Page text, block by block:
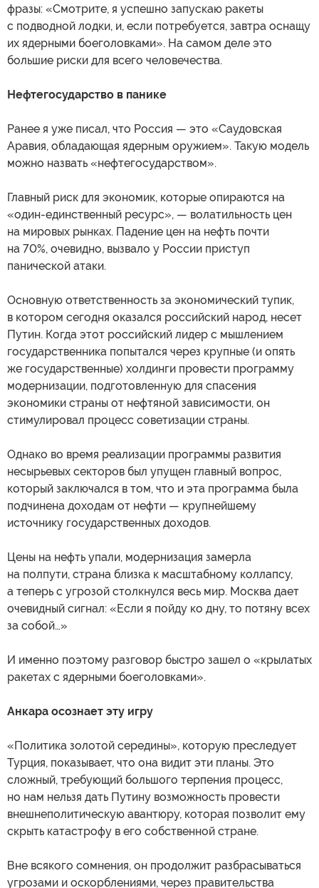
фразы: «Смотрите, я успешно запускаю ракеты
с подводной лодки, и, если потребуется, завтра оснащу
их ядерными боеголовками». На самом деле это
большие риски для всего человечества.
Нефтегосударство в панике
Ранее я уже писал, что Россия — это «Саудовская
Аравия, обладающая ядерным оружием». Такую модель
можно назвать «нефтегосударством».
Главный риск для экономик, которые опираются на
«один-единственный ресурс», — волатильность цен
на мировых рынках. Падение цен на нефть почти
на 70%, очевидно, вызвало у России приступ
панической атаки.
Основную ответственность за экономический тупик,
в котором сегодня оказался российский народ, несет
Путин. Когда этот российский лидер с мышлением
государственника попытался через крупные (и опять
же государственные) холдинги провести программу
модернизации, подготовленную для спасения
экономики страны от нефтяной зависимости, он
стимулировал процесс советизации страны.
Однако во время реализации программы развития
несырьевых секторов был упущен главный вопрос,
который заключался в том, что и эта программа была
подчинена доходам от нефти — крупнейшему
источнику государственных доходов.
Цены на нефть упали, модернизация замерла
на полпути, страна близка к масштабному коллапсу,
а теперь с угрозой столкнулся весь мир. Москва дает
очевидный сигнал: «Если я пойду ко дну, то потяну всех
за собой…»
И именно поэтому разговор быстро зашел о «крылатых
ракетах с ядерными боеголовками».
Анкара осознает эту игру
«Политика золотой середины», которую преследует
Турция, показывает, что она видит эти планы. Это
сложный, требующий большого терпения процесс,
но нам нельзя дать Путину возможность провести
внешнеполитическую авантюру, которая позволит ему
скрыть катастрофу в его собственной стране.
Вне всякого сомнения, он продолжит разбрасываться
угрозами и оскорблениями, через правительства